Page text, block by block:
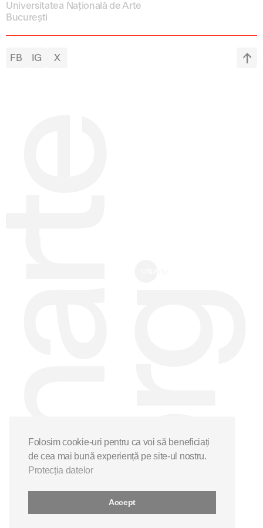
Universitatea Națională de Arte
București
FB IG X
Folosim cookie-uri pentru ca voi să beneficiați
de cea mai bună experiență pe site-ul nostru.
Protecția datelor
Accept